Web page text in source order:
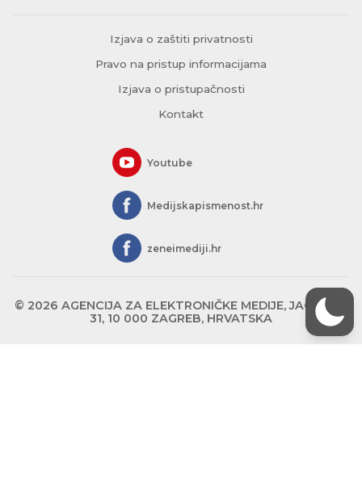
Izjava o zaštiti privatnosti
Pravo na pristup informacijama
Izjava o pristupačnosti
Kontakt
Youtube
Medijskapismenost.hr
zeneimediji.hr
© 2026 AGENCIJA ZA ELEKTRONIČKE MEDIJE, JAGIĆEVA
31, 10 000 ZAGREB, HRVATSKA